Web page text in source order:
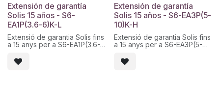
Extensión de garantía
Solis 15 años - S6-
EA1P(3.6-6)K-L
Extensió de garantia Solis fins
a 15 anys per a S6-EA1P(3.6-
´ampliació de cobertura
oficial i activació digital. Codi
Extensión de garantía
Solis 15 años - S6-EA3P(5-
10)K-H
Extensió de garantia Solis fins
a 15 anys per a S6-EA3P(5-
´ampliació de cobertura
oficial i activació digital. Codi